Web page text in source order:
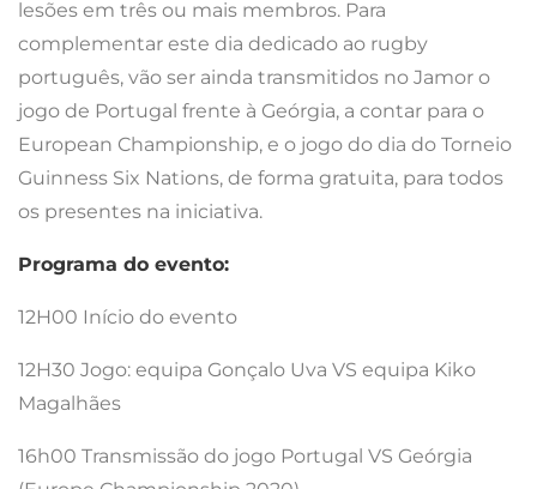
lesões em três ou mais membros. Para
complementar este dia dedicado ao rugby
português, vão ser ainda transmitidos no Jamor o
jogo de Portugal frente à Geórgia, a contar para o
European Championship, e o jogo do dia do Torneio
Guinness Six Nations, de forma gratuita, para todos
os presentes na iniciativa.
Programa do evento:
12H00 Início do evento
12H30 Jogo: equipa Gonçalo Uva VS equipa Kiko
Magalhães
16h00 Transmissão do jogo Portugal VS Geórgia